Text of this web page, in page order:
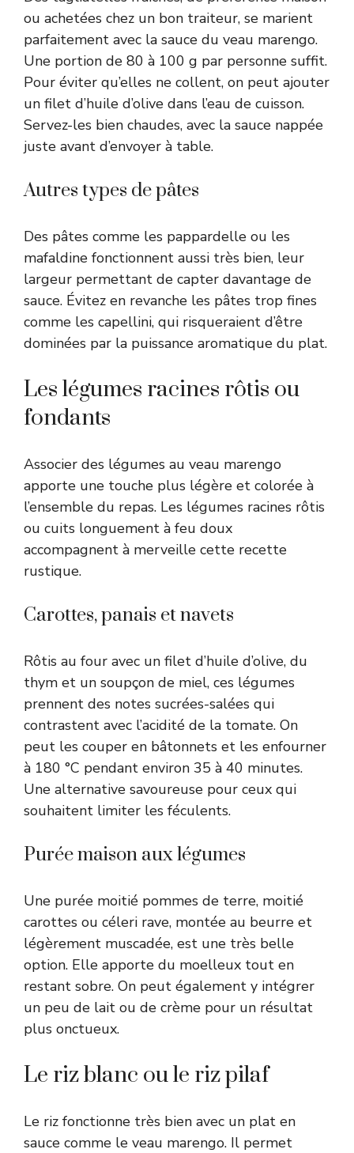
ou achetées chez un bon traiteur, se marient
parfaitement avec la sauce du veau marengo.
Une portion de 80 à 100 g par personne suffit.
Pour éviter qu’elles ne collent, on peut ajouter
un filet d’huile d’olive dans l’eau de cuisson.
Servez-les bien chaudes, avec la sauce nappée
juste avant d’envoyer à table.
Autres types de pâtes
Des pâtes comme les pappardelle ou les
mafaldine fonctionnent aussi très bien, leur
largeur permettant de capter davantage de
sauce. Évitez en revanche les pâtes trop fines
comme les capellini, qui risqueraient d’être
dominées par la puissance aromatique du plat.
Les légumes racines rôtis ou
fondants
Associer des légumes au veau marengo
apporte une touche plus légère et colorée à
l’ensemble du repas. Les légumes racines rôtis
ou cuits longuement à feu doux
accompagnent à merveille cette recette
rustique.
Carottes, panais et navets
Rôtis au four avec un filet d’huile d’olive, du
thym et un soupçon de miel, ces légumes
prennent des notes sucrées-salées qui
contrastent avec l’acidité de la tomate. On
peut les couper en bâtonnets et les enfourner
à 180 °C pendant environ 35 à 40 minutes.
Une alternative savoureuse pour ceux qui
souhaitent limiter les féculents.
Purée maison aux légumes
Une purée moitié pommes de terre, moitié
carottes ou céleri rave, montée au beurre et
légèrement muscadée, est une très belle
option. Elle apporte du moelleux tout en
restant sobre. On peut également y intégrer
un peu de lait ou de crème pour un résultat
plus onctueux.
Le riz blanc ou le riz pilaf
Le riz fonctionne très bien avec un plat en
sauce comme le veau marengo. Il permet